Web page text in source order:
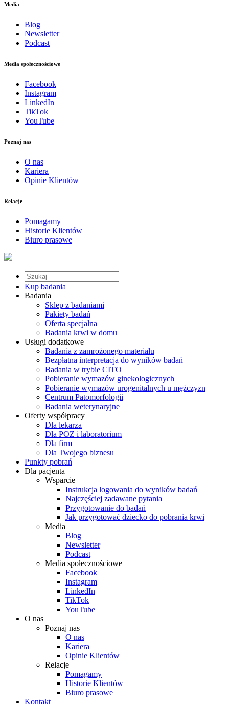
Media
Blog
Newsletter
Podcast
Media społecznościowe
Facebook
Instagram
LinkedIn
TikTok
YouTube
Poznaj nas
O nas
Kariera
Opinie Klientów
Relacje
Pomagamy
Historie Klientów
Biuro prasowe
Kup badania
Badania
Sklep z badaniami
Pakiety badań
Oferta specjalna
Badania krwi w domu
Usługi dodatkowe
Badania z zamrożonego materiału
Bezpłatna interpretacja do wyników badań
Badania w trybie CITO
Pobieranie wymazów ginekologicznych
Pobieranie wymazów urogenitalnych u mężczyzn
Centrum Patomorfologii
Badania weterynaryjne
Oferty współpracy
Dla lekarza
Dla POZ i laboratorium
Dla firm
Dla Twojego biznesu
Punkty pobrań
Dla pacjenta
Wsparcie
Instrukcja logowania do wyników badań
Najczęściej zadawane pytania
Przygotowanie do badań
Jak przygotować dziecko do pobrania krwi
Media
Blog
Newsletter
Podcast
Media społecznościowe
Facebook
Instagram
LinkedIn
TikTok
YouTube
O nas
Poznaj nas
O nas
Kariera
Opinie Klientów
Relacje
Pomagamy
Historie Klientów
Biuro prasowe
Kontakt